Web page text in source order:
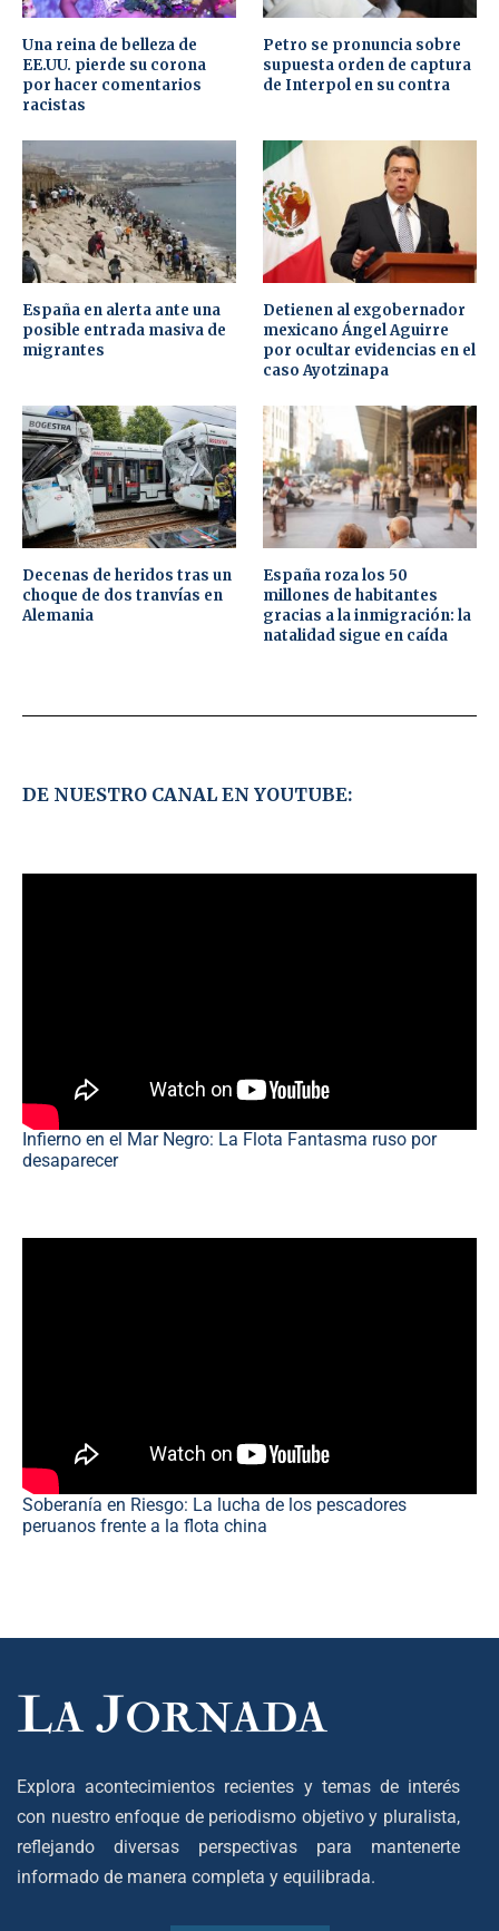
Una reina de belleza de
EE.UU. pierde su corona
por hacer comentarios
racistas
Petro se pronuncia sobre
supuesta orden de captura
de Interpol en su contra
España en alerta ante una
posible entrada masiva de
migrantes
Detienen al exgobernador
mexicano Ángel Aguirre
por ocultar evidencias en el
caso Ayotzinapa
Decenas de heridos tras un
choque de dos tranvías en
Alemania
España roza los 50
millones de habitantes
gracias a la inmigración: la
natalidad sigue en caída
DE NUESTRO CANAL EN YOUTUBE:
Infierno en el Mar Negro: La Flota Fantasma ruso por
desaparecer
Soberanía en Riesgo: La lucha de los pescadores
peruanos frente a la flota china
Explora acontecimientos recientes y temas de interés
con nuestro enfoque de periodismo objetivo y pluralista,
reflejando diversas perspectivas para mantenerte
informado de manera completa y equilibrada.